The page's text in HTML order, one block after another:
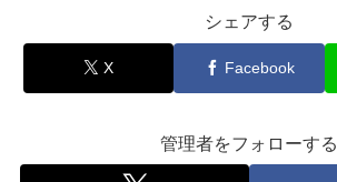
シェアする
X Facebook
管理者をフォローする